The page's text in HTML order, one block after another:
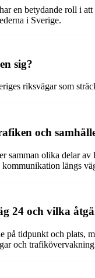
en betydande roll i
i Sverige.
sig?
riksvägar som
och
samman olika delar
längs
24 och vilka
på tidpunkt och plats,
och